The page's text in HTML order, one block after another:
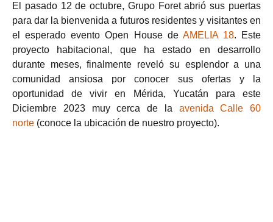
El pasado 12 de octubre, Grupo Foret abrió sus puertas
para dar la bienvenida a futuros residentes y visitantes en
el esperado evento Open House deAMELIA 18. Este
proyecto habitacional, que ha estado en desarrollo
durante meses, finalmente reveló su esplendor a una
comunidad ansiosa por conocer sus ofertas y la
oportunidad de vivir en Mérida, Yucatán para este
Diciembre 2023 muy cerca de la avenida Calle 60
norte (conoce la ubicación de nuestro proyecto).